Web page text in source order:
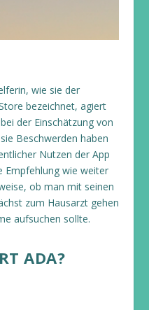
wie sie der
bezeichnet, agiert
der Einschätzung von
Beschwerden haben
Nutzen der App
Empfehlung wie weiter
ob man mit seinen
zum Hausarzt gehen
aufsuchen sollte.
ADA?